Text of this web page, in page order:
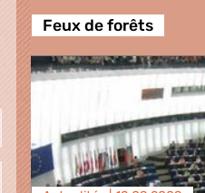
ALE
Feux de forêts